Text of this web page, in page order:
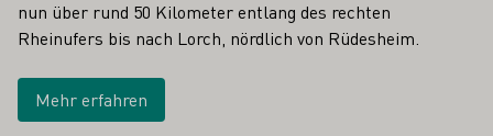
nun über rund 50 Kilometer entlang des rechten
Rheinufers bis nach Lorch, nördlich von Rüdesheim.
Mehr erfahren